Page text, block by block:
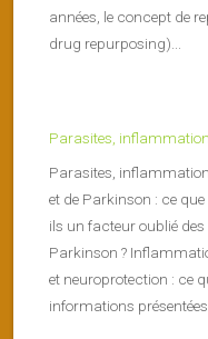
années, le concept de
drug repurposing)...
Parasites,
Parasites,
et de Parkinson : ce
ils un facteur oublié des
Parkinson ?
et neuroprotection : ce
informations présentées...